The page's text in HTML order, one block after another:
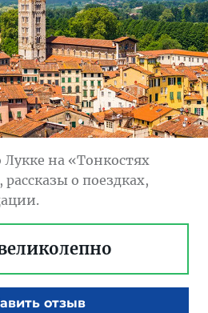
на «Тонкостях
о поездках,
отзыв